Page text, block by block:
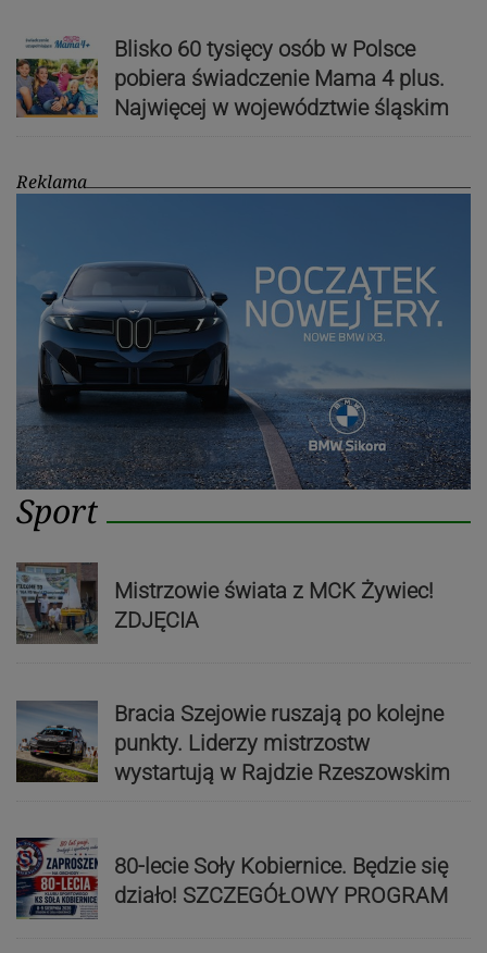
Blisko 60 tysięcy osób w Polsce
pobiera świadczenie Mama 4 plus.
Najwięcej w województwie śląskim
Reklama
Sport
Mistrzowie świata z MCK Żywiec!
ZDJĘCIA
Bracia Szejowie ruszają po kolejne
punkty. Liderzy mistrzostw
wystartują w Rajdzie Rzeszowskim
80-lecie Soły Kobiernice. Będzie się
działo! SZCZEGÓŁOWY PROGRAM